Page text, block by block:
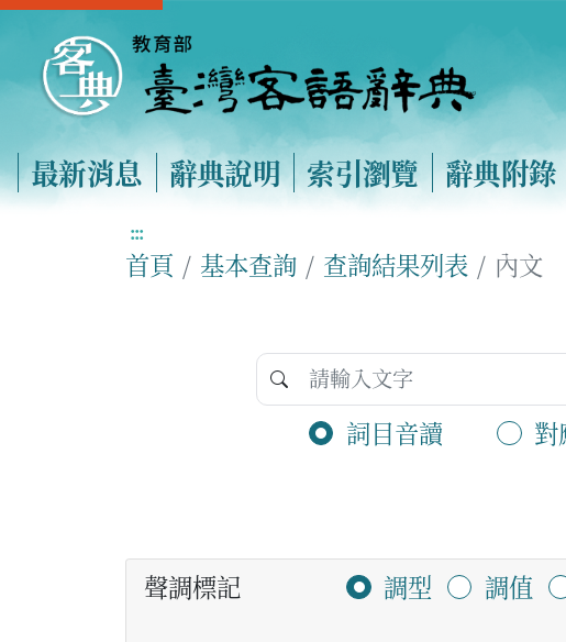
最新消息 辭典說明 索引瀏覽 辭典附錄
:::
首頁 基本查詢 查詢結果列表 內文
詞目音讀 對
聲調標記 調型 調值